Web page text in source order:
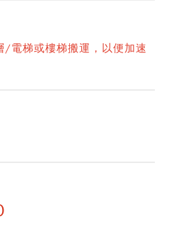
電梯或樓梯搬運，以便加速